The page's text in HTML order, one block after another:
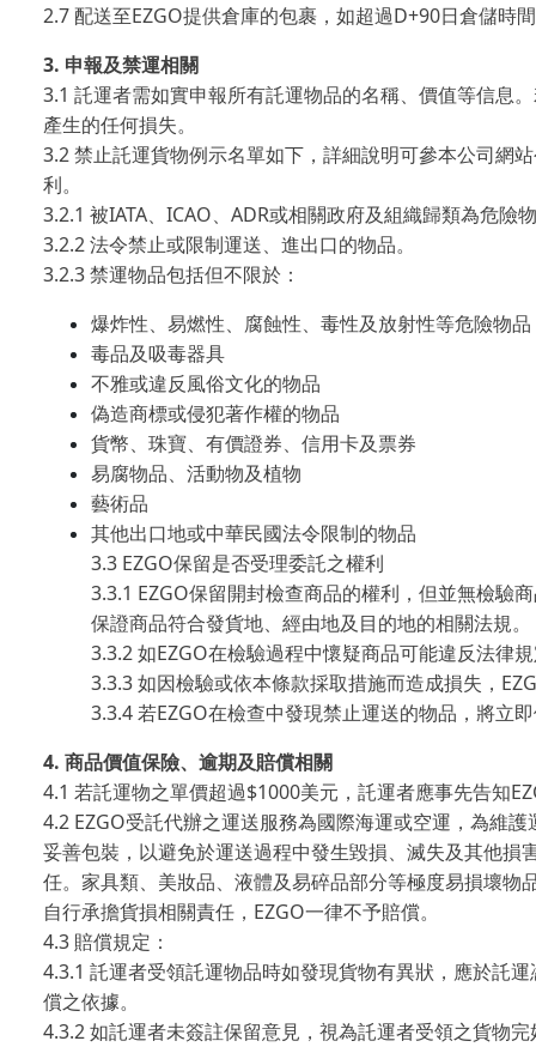
2.7 配送至EZGO提供倉庫的包裹，如超過D+90日倉儲時
3. 申報及禁運相關
3.1 託運者需如實申報所有託運物品的名稱、價值等信息
產生的任何損失。
3.2 禁止託運貨物例示名單如下，詳細說明可參本公司網
利。
3.2.1 被IATA ICAO ADR或相關政府及組織歸類為危險
3.2.2 法令禁止或限制運送、進出口的物品。
3.2.3 禁運物品包括但不限於：
爆炸性、易燃性、腐蝕性、毒性及放射性等危險物品
毒品及吸毒器具
不雅或違反風俗文化的物品
偽造商標或侵犯著作權的物品
貨幣、珠寶、有價證券、信用卡及票券
易腐物品、活動物及植物
藝術品
其他出口地或中華民國法令限制的物品
3.3 EZGO保留是否受理委託之權利
3.3.1 EZGO保留開封檢查商品的權利，但並無檢驗
保證商品符合發貨地、經由地及目的地的相關法規。
3.3.2 如EZGO在檢驗過程中懷疑商品可能違反法律
3.3.3 如因檢驗或依本條款採取措施而造成損失，
3.3.4 若EZGO在檢查中發現禁止運送的物品，將立
4. 商品價值保險、逾期及賠償相關
4.1 若託運物之單價超過$1000美元，託運者應事先告知
4.2 EZGO受託代辦之運送服務為國際海運或空運，為維
妥善包裝，以避免於運送過程中發生毀損、滅失及其他
任。家具類、美妝品、液體及易碎品部分等極度易損壞
自行承擔貨損相關責任， EZGO一律不予賠償。
4.3 賠償規定：
4.3.1 託運者受領託運物品時如發現貨物有異狀，應於託
償之依據。
4.3.2 如託運者未簽註保留意見，視為託運者受領之貨物